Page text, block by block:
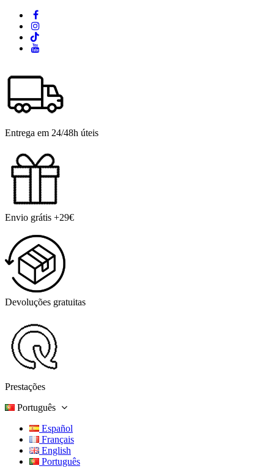
Entrega em 24/48h úteis
Envio grátis +29€
Devoluções gratuitas
Prestações
Português
Español
Français
English
Português